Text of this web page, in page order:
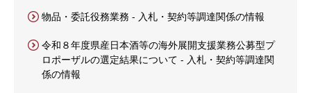
物品・委託役務業務 - 入札・契約等調達関係の情報
令和８年度県産日本酒等の海外展開支援業務公募型プ
ロポーザルの選定結果について - 入札・契約等調達関
係の情報